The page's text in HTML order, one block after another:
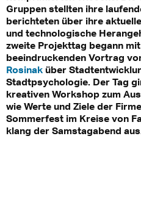
Gruppen stellten ihre
berichteten über ihre
und technologische
zweite Projekttag begann
beeindruckenden Vortrag
Rosinaküber
Stadtpsychologie. Der Tag
kreativen Workshop zum
wie Werte und Ziele der Firmen. Mit einem
Sommerfest im Kreise von
klang der Samstagabend